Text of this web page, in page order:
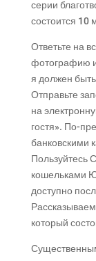
серии
состоится 10
Ответьте на
фотографию
я должен
Отправьте
на
гостя». По-
банковскими
Пользуйтесь
кошельками
доступно
который